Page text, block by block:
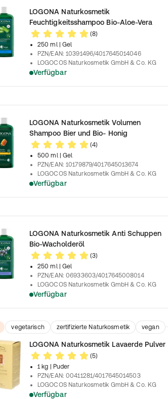
LOGONA Naturkosmetik
Feuchtigkeitsshampoo Bio-Aloe-Vera
(8)
250 ml
| Gel
PZN/EAN:10391496/4017645014046
LOGOCOS Naturkosmetik GmbH & Co. KG
Verfügbar
LOGONA Naturkosmetik Volumen
Shampoo Bier und Bio- Honig
(4)
500 ml
| Gel
PZN/EAN:10179879/4017645013674
LOGOCOS Naturkosmetik GmbH & Co. KG
Verfügbar
LOGONA Naturkosmetik Anti Schuppen
Bio-Wacholderöl
(3)
250 ml
| Gel
PZN/EAN:06933603/4017645008014
LOGOCOS Naturkosmetik GmbH & Co. KG
Verfügbar
vegetarisch zertifizierte Naturkosmetik vegan
LOGONA Naturkosmetik Lavaerde Pulver
(5)
1 kg
| Puder
PZN/EAN:00411281/4017645014503
LOGOCOS Naturkosmetik GmbH & Co. KG
Verfügbar